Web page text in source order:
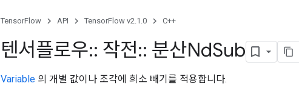
TensorFlow API TensorFlow v2.1.0 C++
텐서플로우:: 작전:: 분산NdSub
Variable 의 개별 값이나 조각에 희소 빼기를 적용합니다.